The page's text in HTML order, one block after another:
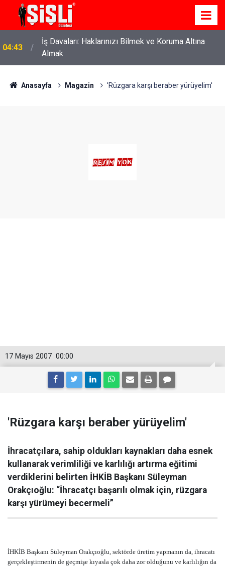
04:43
İş Davaları: Haklarınızı Bilmek ve Koruma Altına
Almak
Anasayfa Magazin 'Rüzgara karşı beraber yürüyelim'
00:00
17 Mayıs 2007
'Rüzgara karşı beraber yürüyelim'
İhracatçılara, sahip oldukları kaynakları daha esnek
kullanarak verimliliği ve karlılığı artırma eğitimi
verdiklerini belirten İHKİB Başkanı Süleyman
Orakçıoğlu: “İhracatçı başarılı olmak için, rüzgara
karşı yürümeyi becermeli”
İHKİB Başkanı Süleyman Orakçıoğlu, sektörde üretim yapmanın da, ihracatı
gerçekleştirmenin de geçmişe kıyasla çok daha zor olduğunu ve karlılığın da